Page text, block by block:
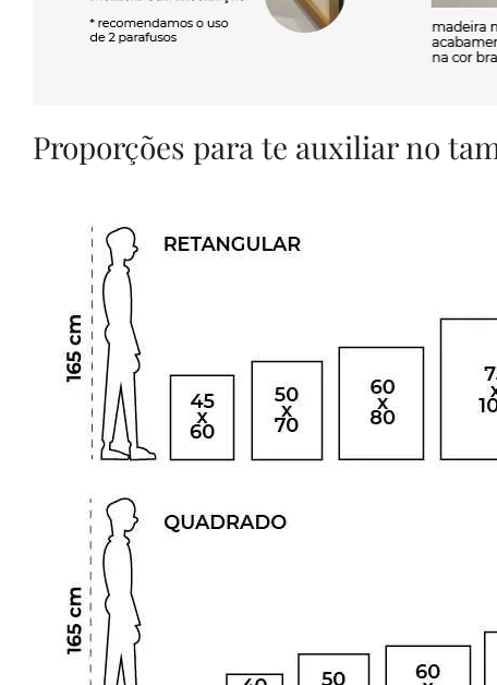
Proporções para te auxiliar no